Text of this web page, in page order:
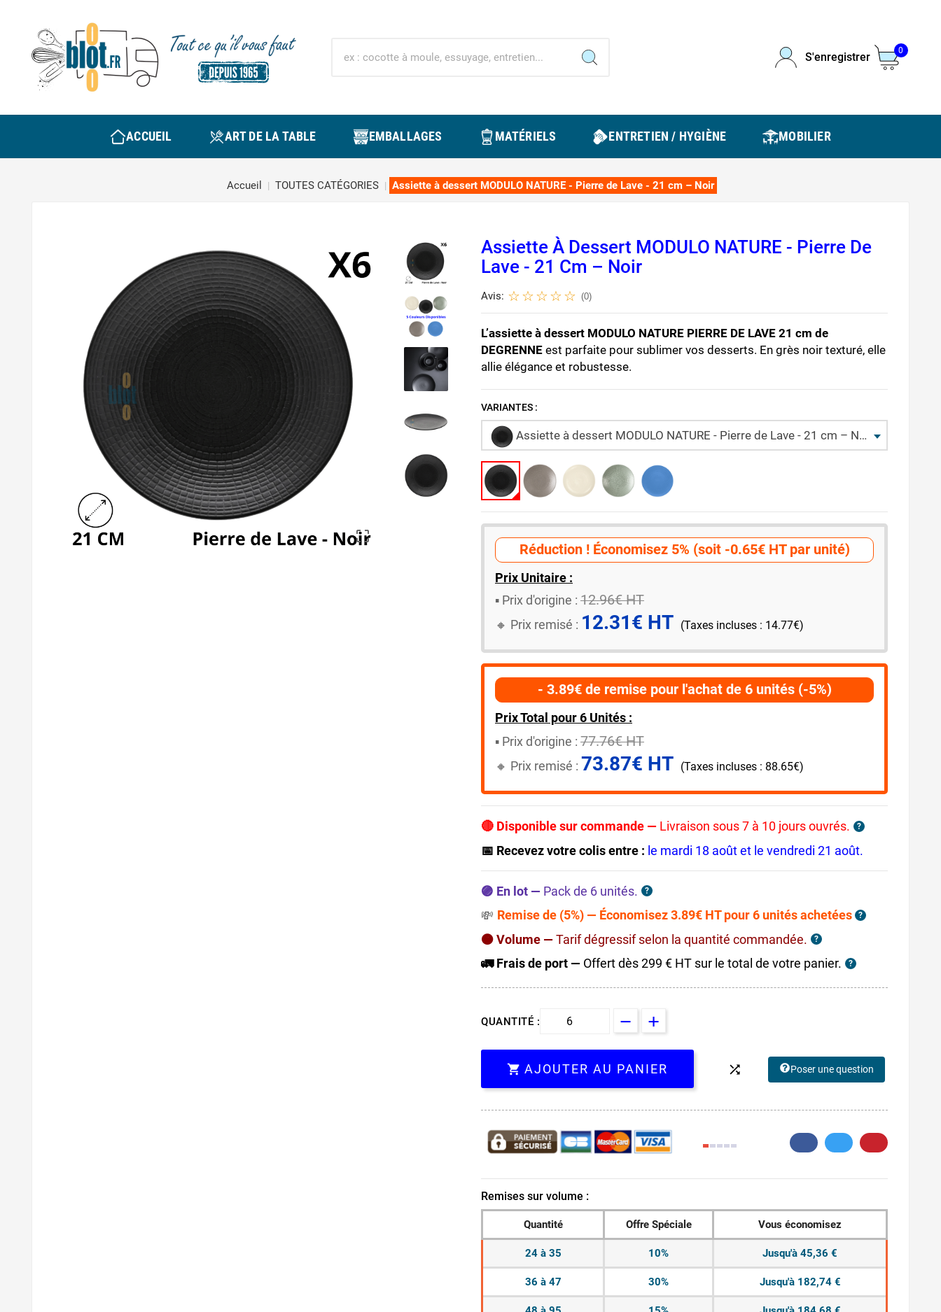
S'enregistrer
0
ACCUEIL ART DE LA TABLE EMBALLAGES MATÉRIELS ENTRETIEN / HYGIÈNE MOBILIER
Accueil TOUTES CATÉGORIES Assiette à dessert MODULO NATURE - Pierre de Lave - 21 cm – Noir

Assiette À Dessert MODULO NATURE - Pierre De
Lave - 21 Cm – Noir
Avis: (0)
L’assiette à dessert MODULO NATURE PIERRE DE LAVE 21 cm de
DEGRENNE est parfaite pour sublimer vos desserts. En grès noir texturé, elle
allie élégance et robustesse.
VARIANTES :
Assiette à dessert MODULO NATURE - Pierre de Lave - 21 cm – Noir
Réduction ! Économisez 5% (soit -0.65€ HT par unité)
Prix Unitaire :
▪️ ​Prix d'origine : 12.96€ HT
🔸​​ Prix remisé : 12.31€ HT (Taxes incluses : 14.77€)
- 3.89€ de remise pour l'achat de 6 unités (-5%)
Prix Total pour 6 Unités :
▪️​ Prix d'origine : 77.76€ HT
🔸​​ Prix remisé : 73.87€ HT (Taxes incluses : 88.65€)
🔴 Disponible sur commande — Livraison sous 7 à 10 jours ouvrés. ?
📅 Recevez votre colis entre : le mardi 18 août et le vendredi 21 août.
🟣 En lot — Pack de 6 unités. ?
💸 Remise de (5%) — Économisez 3.89€ HT pour 6 unités achetées ?
🟠 Volume —Tarif dégressif selon la quantité commandée. ?
🚛 Frais de port — Offert dès 299 € HT sur le total de votre panier. ?
QUANTITÉ :
 AJOUTER AU PANIER  Poser une question
Remises sur volume :
Quantité Offre Spéciale Vous économisez
24 à 35 10% Jusqu'à 45,36 €
36 à 47 30% Jusqu'à 182,74 €